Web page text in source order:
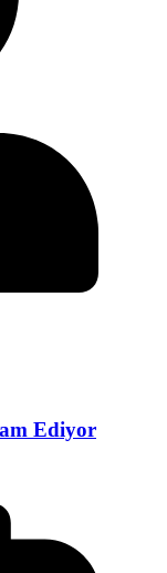
Ediyor